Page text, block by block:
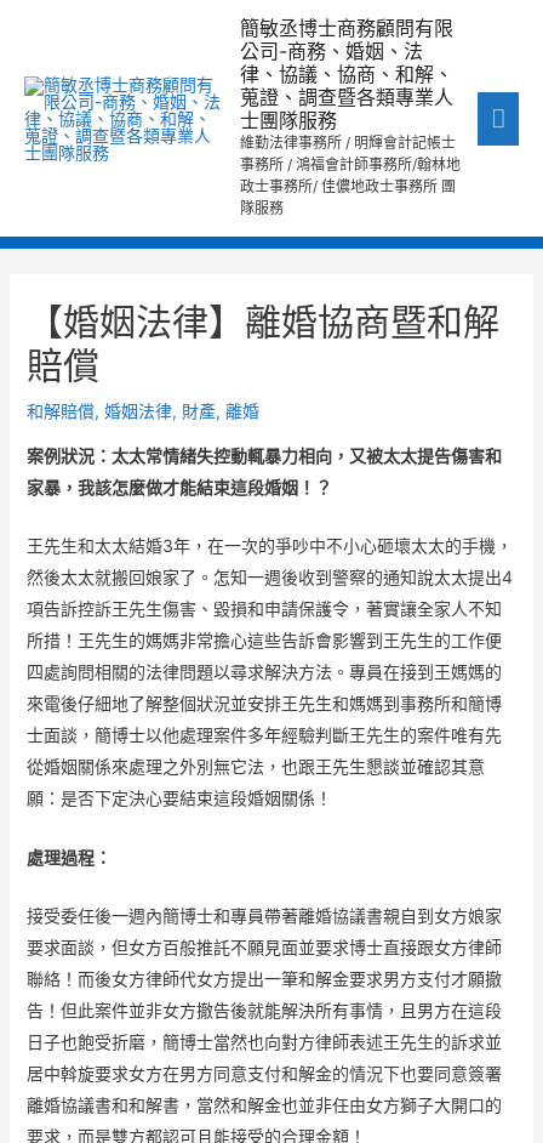
簡敏丞博士商務顧問有限
公司-商務、婚姻、法
律、協議、協商、和解、
蒐證、調查暨各類專業人
士團隊服務
維勤法律事務所 / 明輝會計記帳士
事務所 / 鴻福會計師事務所/翰林地
政士事務所/ 佳儂地政士事務所 團
隊服務
選
【婚姻法律】離婚協商暨和解
賠償
和解賠償, 婚姻法律, 財產, 離婚
案例狀況：太太常情緒失控動輒暴力相向，又被太太提告傷害和
家暴，我該怎麼做才能結束這段婚姻！？
王先生和太太結婚3年，在一次的爭吵中不小心砸壞太太的手機，
然後太太就搬回娘家了。怎知一週後收到警察的通知說太太提出4
項告訴控訴王先生傷害、毀損和申請保護令，著實讓全家人不知
所措！王先生的媽媽非常擔心這些告訴會影響到王先生的工作便
四處詢問相關的法律問題以尋求解決方法。專員在接到王媽媽的
來電後仔細地了解整個狀況並安排王先生和媽媽到事務所和簡博
士面談，簡博士以他處理案件多年經驗判斷王先生的案件唯有先
從婚姻關係來處理之外別無它法，也跟王先生懇談並確認其意
願：是否下定決心要結束這段婚姻關係！
處理過程：
接受委任後一週內簡博士和專員帶著離婚協議書親自到女方娘家
要求面談，但女方百般推託不願見面並要求博士直接跟女方律師
聯絡！而後女方律師代女方提出一筆和解金要求男方支付才願撤
告！但此案件並非女方撤告後就能解決所有事情，且男方在這段
日子也飽受折磨，簡博士當然也向對方律師表述王先生的訴求並
居中斡旋要求女方在男方同意支付和解金的情況下也要同意簽署
離婚協議書和和解書，當然和解金也並非任由女方獅子大開口的
要求，而是雙方都認可且能接受的合理金額！
導
覽